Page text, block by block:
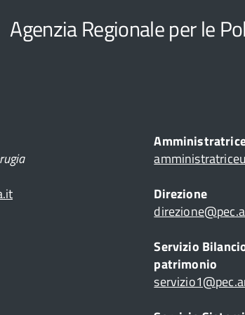
Agenzia Regionale per le
Direzione
Servizio
patrimonio